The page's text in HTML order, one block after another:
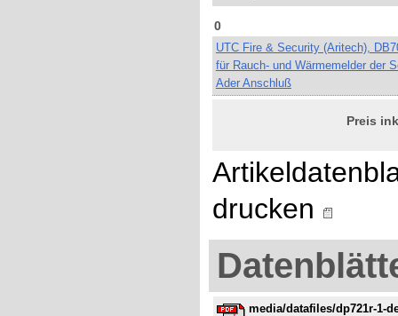
0
UTC Fire & Security (Aritech),
für Rauch- und Wärmemelder der
Ader Anschluß
Preis
drucken
media/datafiles/dp721r-1-